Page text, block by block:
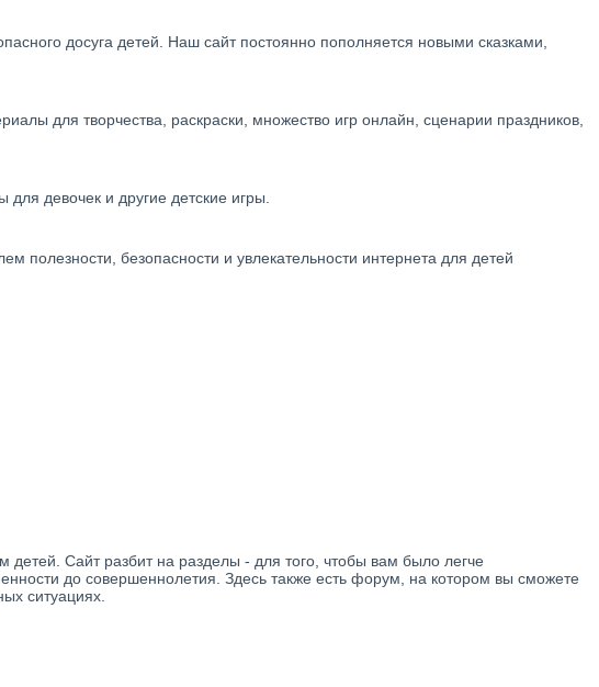
досуга детей. Наш сайт постоянно пополняется новыми сказками,
для творчества, раскраски, множество игр онлайн, сценарии праздников,
девочек и другие детские игры.
безопасности и увлекательности интернета для детей
детей. Сайт разбит на разделы - для того, чтобы вам было легче
до совершеннолетия. Здесь также есть форум, на котором вы сможете
ситуациях.